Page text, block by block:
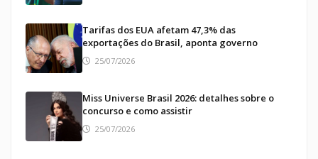
Tarifas dos EUA afetam 47,3% das
exportações do Brasil, aponta governo
25/07/2026
Miss Universe Brasil 2026: detalhes sobre o
concurso e como assistir
25/07/2026